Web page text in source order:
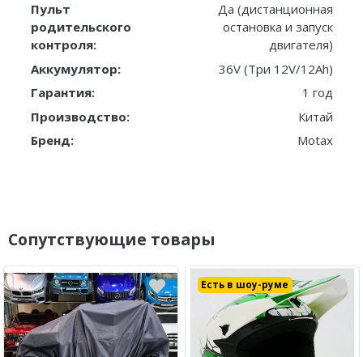
Пульт
родительского
контроля:
Да (дистанционная
остановка и запуск
двигателя)
Аккумулятор:
36V (Три 12V/12Ah)
Гарантия:
1 год
Производство:
Китай
Бренд:
Motax
Сопутствующие товары
Есть в шоу-руме